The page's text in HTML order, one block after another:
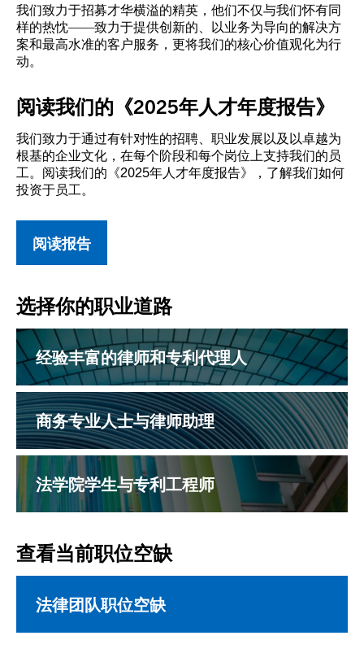
我们致力于招募才华横溢的精英，他们不仅与我们怀有同
样的热忱——致力于提供创新的、以业务为导向的解决方
案和最高水准的客户服务，更将我们的核心价值观化为行
动。
阅读我们的《2025年人才年度报告》
我们致力于通过有针对性的招聘、职业发展以及以卓越为
根基的企业文化，在每个阶段和每个岗位上支持我们的员
工。阅读我们的《2025年人才年度报告》，了解我们如何
投资于员工。
阅读报告
选择你的职业道路
经验丰富的律师和专利代理人
商务专业人士与律师助理
法学院学生与专利工程师
查看当前职位空缺
法律团队职位空缺